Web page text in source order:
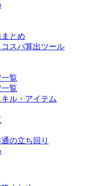
とめ
スパ算出ツール
覧
覧
ル・アイテム
の立ち回り